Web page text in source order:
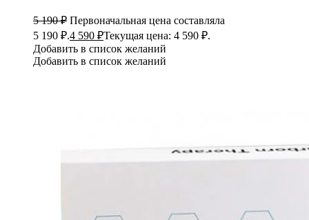
5 190₽ Первоначальная цена составляла
5 190 ₽.4 590 ₽Текущая цена: 4 590 ₽.
Добавить в список желаний
Добавить в список желаний